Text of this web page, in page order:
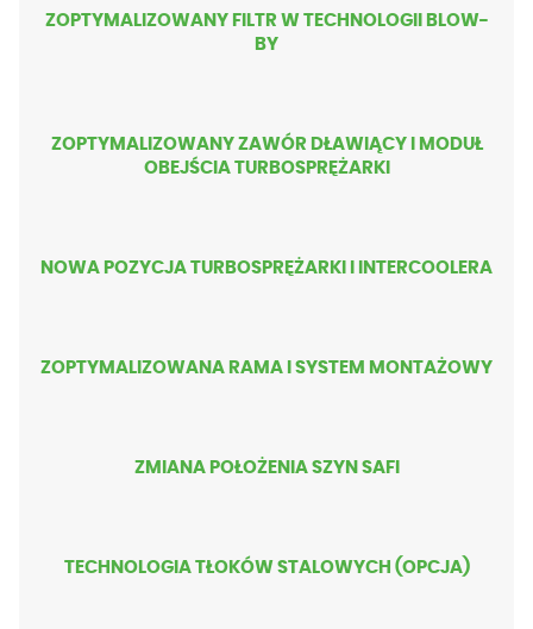
ZOPTYMALIZOWANY FILTR W TECHNOLOGII BLOW-
BY
ZOPTYMALIZOWANY ZAWÓR DŁAWIĄCY I MODUŁ
OBEJŚCIA TURBOSPRĘŻARKI
NOWA POZYCJA TURBOSPRĘŻARKI I INTERCOOLERA
ZOPTYMALIZOWANA RAMA I SYSTEM MONTAŻOWY
ZMIANA POŁOŻENIA SZYN SAFI
TECHNOLOGIA TŁOKÓW STALOWYCH (OPCJA)